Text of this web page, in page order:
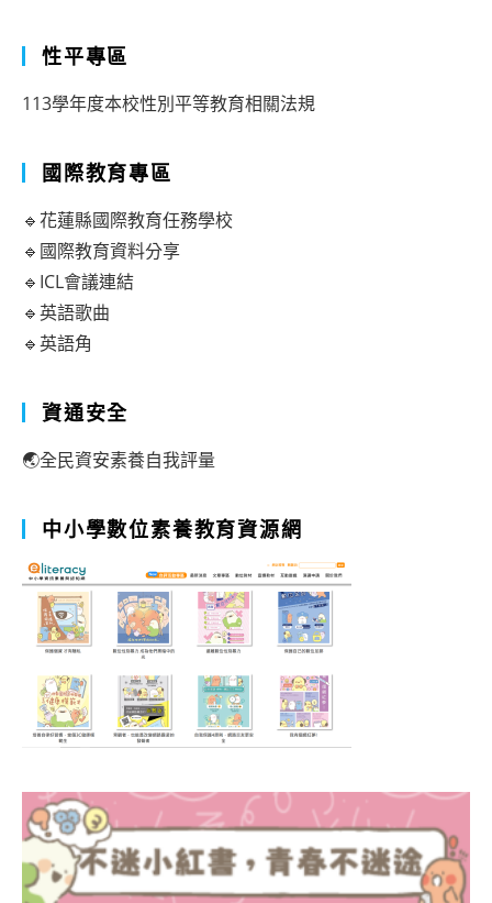
性平專區
113學年度本校性別平等教育相關法規
國際教育專區
🔹花蓮縣國際教育任務學校
🔹國際教育資料分享
🔹ICL會議連結
🔹英語歌曲
🔹英語角
資通安全
🌏全民資安素養自我評量
中小學數位素養教育資源網